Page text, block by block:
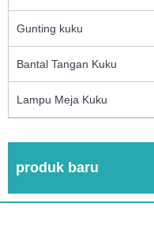
Gunting kuku
Bantal Tangan Kuku
Lampu Meja Kuku
produk baru